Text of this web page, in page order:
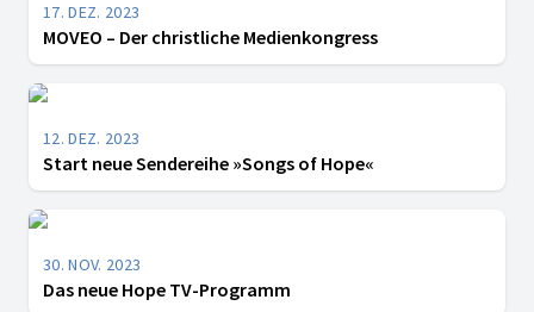
17. DEZ. 2023
MOVEO – Der christliche Medienkongress
12. DEZ. 2023
Start neue Sendereihe »Songs of Hope«
30. NOV. 2023
Das neue Hope TV-Programm